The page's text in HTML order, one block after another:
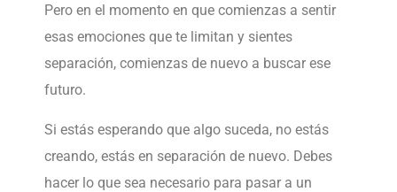
Pero en el momento en que comienzas a sentir
esas emociones que te limitan y sientes
separación, comienzas de nuevo a buscar ese
futuro.
Si estás esperando que algo suceda, no estás
creando, estás en separación de nuevo. Debes
hacer lo que sea necesario para pasar a un